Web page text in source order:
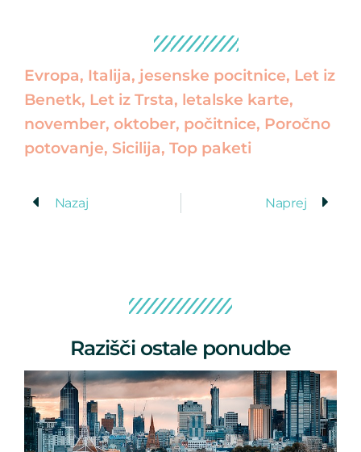
Evropa, Italija, jesenske pocitnice, Let iz
Benetk, Let iz Trsta, letalske karte,
november, oktober, počitnice, Poročno
potovanje, Sicilija, Top paketi
Nazaj Naprej
Razišči ostale ponudbe